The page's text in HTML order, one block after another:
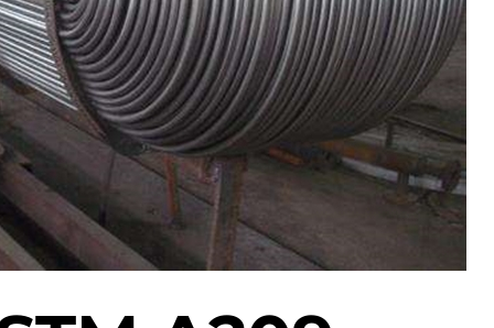
سبائك النيكل 825 أنبوب
فولاذي
النيكل 800, 800ح,
800أنبوب سبائك HT
أنبوب فولاذي من سبائك HX
سبائك النيكل 52 أنبوب
فولاذي
أنابيب غلاف K55
غلاف الأنابيب Q125
أنابيب الغلاف P110